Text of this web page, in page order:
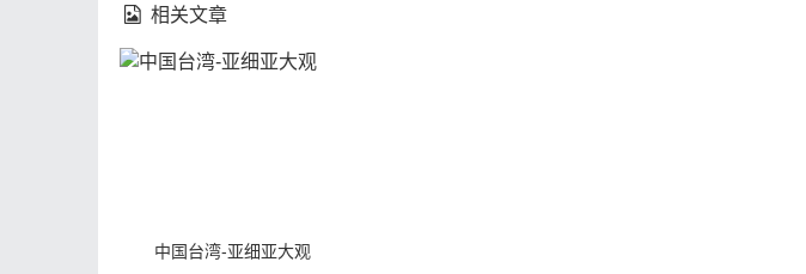
相关文章
中国台湾-亚细亚大观